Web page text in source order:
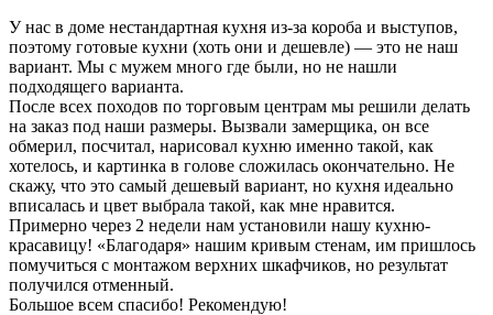
У нас в доме нестандартная кухня из-за короба и выступов,
поэтому готовые кухни (хоть они и дешевле) — это не наш
вариант. Мы с мужем много где были, но не нашли
подходящего варианта.
После всех походов по торговым центрам мы решили делать
на заказ под наши размеры. Вызвали замерщика, он все
обмерил, посчитал, нарисовал кухню именно такой, как
хотелось, и картинка в голове сложилась окончательно. Не
скажу, что это самый дешевый вариант, но кухня идеально
вписалась и цвет выбрала такой, как мне нравится.
Примерно через 2 недели нам установили нашу кухню-
красавицу! «Благодаря» нашим кривым стенам, им пришлось
помучиться с монтажом верхних шкафчиков, но результат
получился отменный.
Большое всем спасибо! Рекомендую!